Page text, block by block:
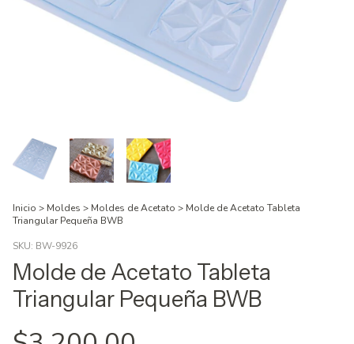
Inicio > Moldes > Moldes de Acetato > Molde de Acetato Tableta
Triangular Pequeña BWB
SKU: BW-9926
Molde de Acetato Tableta
Triangular Pequeña BWB